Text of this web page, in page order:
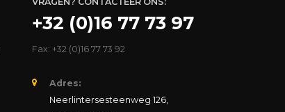
+32 (0)16 77 73 97
Fax: +32 (0)16 77 73 92
Adres:
Neerlintersesteenweg 126,